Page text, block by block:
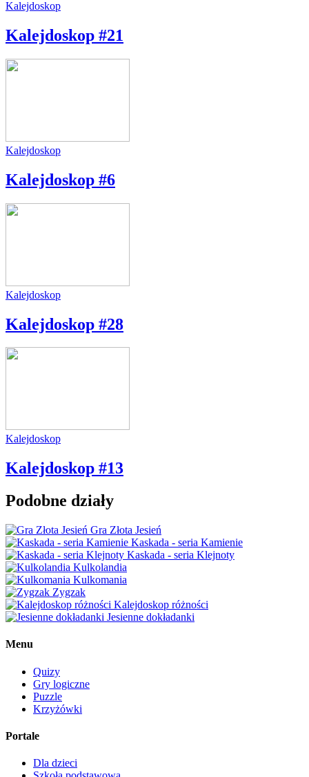
Kalejdoskop
Kalejdoskop #21
Kalejdoskop
Kalejdoskop #6
Kalejdoskop
Kalejdoskop #28
Kalejdoskop
Kalejdoskop #13
Podobne działy
Gra Złota Jesień
Kaskada - seria Kamienie
Kaskada - seria Klejnoty
Kulkolandia
Kulkomania
Zygzak
Kalejdoskop różności
Jesienne dokładanki
Menu
Quizy
Gry logiczne
Puzzle
Krzyżówki
Portale
Dla dzieci